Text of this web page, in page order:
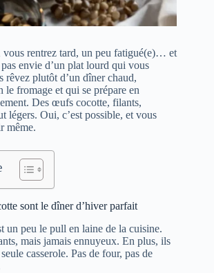
rentrez tard, un peu fatigué(e)… et
envie d’un plat lourd qui vous
rêvez plutôt d’un dîner chaud,
le fromage et qui se prépare en
Des œufs cocotte, filants,
légers. Oui, c’est possible, et vous
même.
sont le dîner d’hiver parfait
un peu le pull en laine de la cuisine.
mais jamais ennuyeux. En plus, ils
casserole. Pas de four, pas de